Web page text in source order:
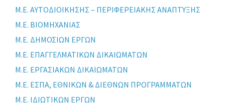
Μ.Ε. ΑΥΤΟΔΙΟΙΚΗΣΗΣ – ΠΕΡΙΦΕΡΕΙΑΚΗΣ ΑΝΑΠΤΥΞΗΣ
Μ.Ε. ΒΙΟΜΗΧΑΝΙΑΣ
Μ.Ε. ΔΗΜΟΣΙΩΝ ΕΡΓΩΝ
Μ.Ε. ΕΠΑΓΓΕΛΜΑΤΙΚΩΝ ΔΙΚΑΙΩΜΑΤΩΝ
Μ.Ε. ΕΡΓΑΣΙΑΚΩΝ ΔΙΚΑΙΩΜΑΤΩΝ
Μ.Ε. ΕΣΠΑ, ΕΘΝΙΚΩΝ & ΔΙΕΘΝΩΝ ΠΡΟΓΡΑΜΜΑΤΩΝ
Μ.Ε. ΙΔΙΩΤΙΚΩΝ ΕΡΓΩΝ